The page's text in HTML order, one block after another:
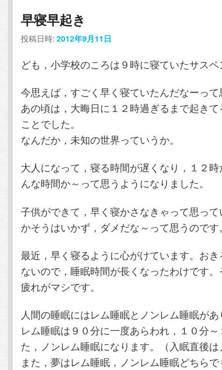
コ
ン
テ
ツ
へ
動
ン
テ
ン
へ
移
早寝早起き
投稿日時:2012年9月11日
ども，小学校のころは９時に寝ていたサス
今思えば，すごく早く寝ていたんだなーっ
あの頃は，大晦日に１２時過ぎるまで起き
ことでした。
なんだか，未知の世界っていうか。
大人になって，寝る時間が遅くなり，１２
んな時間か～って思うようになりました。
子供ができて，早く寝かさなきゃって思っ
かそうはいかず，ダメだな～って思うのです
最近，早く寝るように心がけています。お
ないので，睡眠時間が長くなったわけです
疲れがマシです。
人間の睡眠にはレム睡眠とノンレム睡眠が
レム睡眠は９０分に一度あらわれ，１０分
た，ノンレム睡眠になります。（入眠直後
また，夢はレム睡眠，ノンレム睡眠どちら